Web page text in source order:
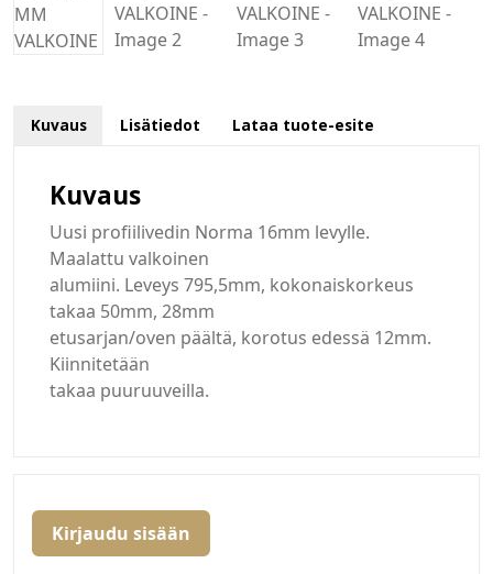
Kuvaus Lisätiedot Lataa tuote-esite
Kuvaus
Uusi profiilivedin Norma 16mm levylle.
Maalattu valkoinen
alumiini. Leveys 795,5mm, kokonaiskorkeus
takaa 50mm, 28mm
etusarjan/oven päältä, korotus edessä 12mm.
Kiinnitetään
takaa puuruuveilla.
Kirjaudu sisään